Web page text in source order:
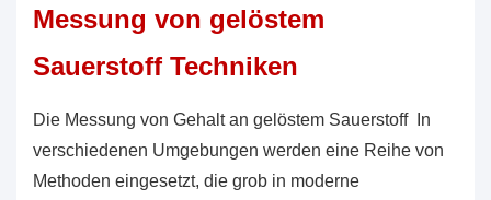
Messung von gelöstem
Sauerstoff Techniken
Die Messung von Gehalt an gelöstem Sauerstoff
In
verschiedenen Umgebungen werden eine Reihe von
Methoden eingesetzt, die grob in moderne